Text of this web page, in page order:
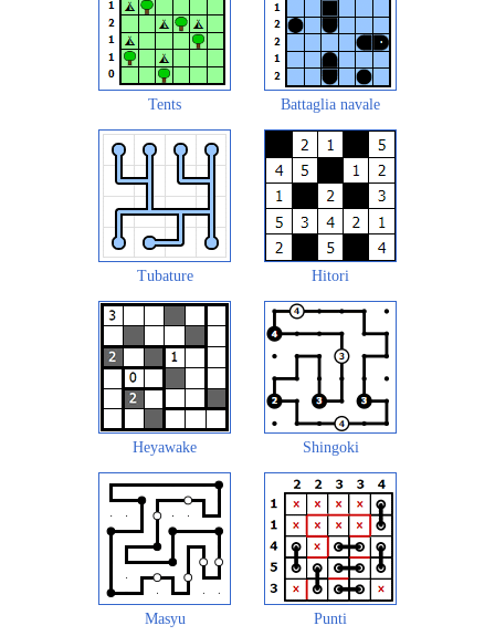
Tents Battaglia navale
Tubature Hitori
Heyawake Shingoki
Masyu Punti